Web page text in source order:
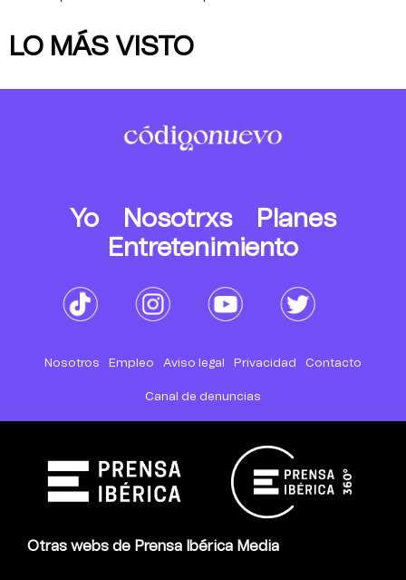
LO MÁS VISTO
Yo Nosotrxs
Planes
Entretenimiento
Nosotros Empleo Aviso legal Privacidad Contacto
Canal de denuncias
Otras webs de Prensa Ibérica Media